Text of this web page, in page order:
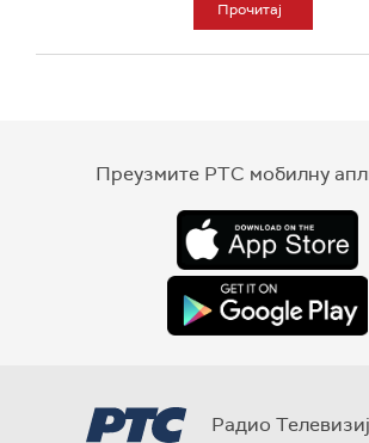
Прочитај
Преузмите РТС мобилну
Радио